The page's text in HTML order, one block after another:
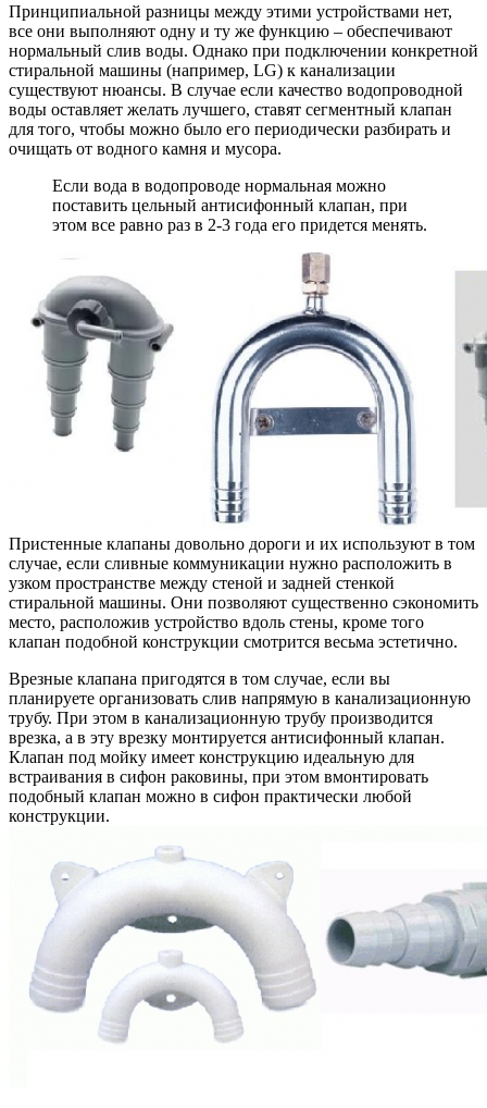
Принципиальной разницы между этими устройствами нет,
все они выполняют одну и ту же функцию – обеспечивают
нормальный слив воды. Однако при подключении конкретной
стиральной машины (например, LG) к канализации
существуют нюансы. В случае если качество водопроводной
воды оставляет желать лучшего, ставят сегментный клапан
для того, чтобы можно было его периодически разбирать и
очищать от водного камня и мусора.
Если вода в водопроводе нормальная можно
поставить цельный антисифонный клапан, при
этом все равно раз в 2-3 года его придется менять.
Пристенные клапаны довольно дороги и их используют в том
случае, если сливные коммуникации нужно расположить в
узком пространстве между стеной и задней стенкой
стиральной машины. Они позволяют существенно сэкономить
место, расположив устройство вдоль стены, кроме того
клапан подобной конструкции смотрится весьма эстетично.
Врезные клапана пригодятся в том случае, если вы
планируете организовать слив напрямую в канализационную
трубу. При этом в канализационную трубу производится
врезка, а в эту врезку монтируется антисифонный клапан.
Клапан под мойку имеет конструкцию идеальную для
встраивания в сифон раковины, при этом вмонтировать
подобный клапан можно в сифон практически любой
конструкции.